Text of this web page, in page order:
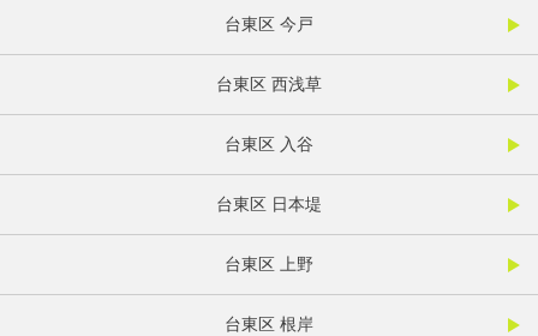
台東区 今戸
台東区 西浅草
台東区 入谷
台東区 日本堤
台東区 上野
台東区 根岸